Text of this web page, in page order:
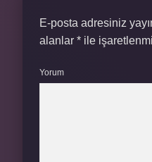
E-posta adresiniz
alanlar * ile
Yorum